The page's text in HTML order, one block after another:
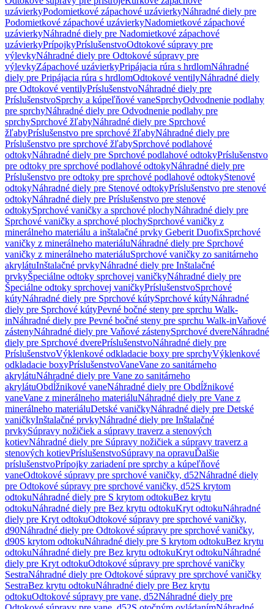
uzávierkyPodomietkové zápachové uzávierkyNáhradné diely pre
Podomietkové zápachové uzávierkyNadomietkové zápachové
uzávierkyNáhradné diely pre Nadomietkové zápachové
uzávierkyPrípojkyPríslušenstvoOdtokové súpravy pre
výlevkyNáhradné diely pre Odtokové súpravy pre
výlevkyZápachové uzávierkyPripájacia rúra s hrdlomNáhradné
diely pre Pripájacia rúra s hrdlomOdtokové ventilyNáhradné diely
pre Odtokové ventilyPríslušenstvoNáhradné diely pre
PríslušenstvoSprchy a kúpeľňové vaneSprchyOdvodnenie podlahy
pre sprchyNáhradné diely pre Odvodnenie podlahy pre
sprchySprchové žľabyNáhradné diely pre Sprchové
žľabyPríslušenstvo pre sprchové žľabyNáhradné diely pre
Príslušenstvo pre sprchové žľabySprchové podlahové
odtokyNáhradné diely pre Sprchové podlahové odtokyPríslušenstvo
pre odtoky pre sprchové podlahové odtokyNáhradné diely pre
Príslušenstvo pre odtoky pre sprchové podlahové odtokyStenové
odtokyNáhradné diely pre Stenové odtokyPríslušenstvo pre stenové
odtokyNáhradné diely pre Príslušenstvo pre stenové
odtokySprchové vaničky a sprchové plochyNáhradné diely pre
Sprchové vaničky a sprchové plochySprchové vaničky z
minerálneho materiálu a inštalačné prvky Geberit DuofixSprchové
vaničky z minerálneho materiáluNáhradné diely pre Sprchové
vaničky z minerálneho materiáluSprchové vaničky zo sanitárneho
akrylátuInštalačné prvkyNáhradné diely pre Inštalačné
prvkyŠpeciálne odtoky sprchovej vaničkyNáhradné diely pre
Špeciálne odtoky sprchovej vaničkyPríslušenstvoSprchové
kútyNáhradné diely pre Sprchové kútySprchové kútyNáhradné
diely pre Sprchové kútyPevné bočné steny pre sprchu Walk-
inNáhradné diely pre Pevné bočné steny pre sprchu Walk-inVaňové
zástenyNáhradné diely pre Vaňové zástenySprchové dvereNáhradné
diely pre Sprchové dverePríslušenstvoNáhradné diely pre
PríslušenstvoVýklenkové odkladacie boxy pre sprchyVýklenkové
odkladacie boxyPríslušenstvoVaneVane zo sanitárneho
akrylátuNáhradné diely pre Vane zo sanitárneho
akrylátuObdĺžnikové vaneNáhradné diely pre Obdĺžnikové
vaneVane z minerálneho materiáluNáhradné diely pre Vane z
minerálneho materiáluDetské vaničkyNáhradné diely pre Detské
vaničkyInštalačné prvkyNáhradné diely pre Inštalačné
prvkySúpravy nožičiek a súpravy traverz a stenových
kotievNáhradné diely pre Súpravy nožičiek a súpravy traverz a
stenových kotievPríslušenstvoSúpravy na opravuĎalšie
príslušenstvoPrípojky zariadení pre sprchy a kúpeľňové
vaneOdtokové súpravy pre sprchové vaničky, d52Náhradné diely
pre Odtokové súpravy pre sprchové vaničky, d52S krytom
odtokuNáhradné diely pre S krytom odtokuBez krytu
odtokuNáhradné diely pre Bez krytu odtokuKryt odtokuNáhradné
diely pre Kryt odtokuOdtokové súpravy pre sprchové vaničky,
d90Náhradné diely pre Odtokové súpravy pre sprchové vaničky,
d90S krytom odtokuNáhradné diely pre S krytom odtokuBez krytu
odtokuNáhradné diely pre Bez krytu odtokuKryt odtokuNáhradné
diely pre Kryt odtokuOdtokové súpravy pre sprchové vaničky
SestraNáhradné diely pre Odtokové súpravy pre sprchové vaničky
SestraBez krytu odtokuNáhradné diely pre Bez krytu
odtokuOdtokové súpravy pre vane, d52Náhradné diely pre